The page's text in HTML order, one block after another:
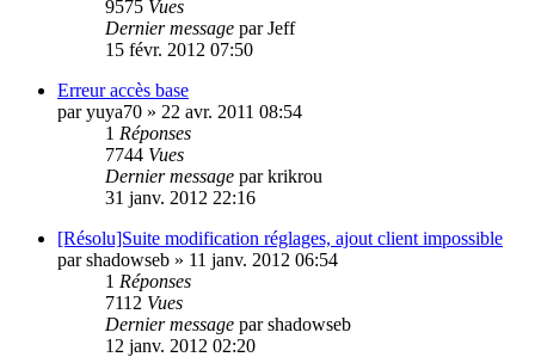
9575 Vues
Dernier message parJeff
15 févr. 2012 07:50
Erreur accès base
paryuya70 » 22 avr. 2011 08:54
1 Réponses
7744 Vues
Dernier message parkrikrou
31 janv. 2012 22:16
[Résolu]Suite modification réglages, ajout client impossible
parshadowseb » 11 janv. 2012 06:54
1 Réponses
7112 Vues
Dernier message parshadowseb
12 janv. 2012 02:20